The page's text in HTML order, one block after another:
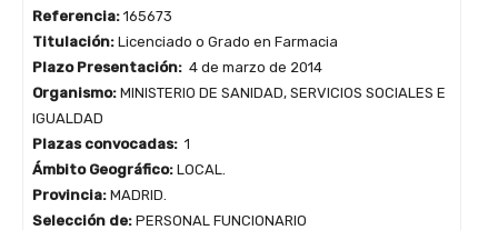
Referencia: 165673
Titulación: Licenciado o Grado en Farmacia
Plazo Presentación: 4 de marzo de 2014
Organismo: MINISTERIO DE SANIDAD, SERVICIOS SOCIALES E
IGUALDAD
Plazas convocadas: 1
Ámbito Geográfico: LOCAL.
Provincia: MADRID.
Selección de: PERSONAL FUNCIONARIO